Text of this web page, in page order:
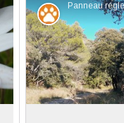
Faune